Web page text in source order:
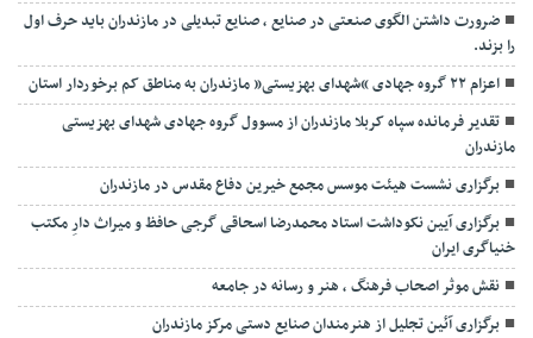
ضرورت داشتن الگوی صنعتی در صنایع ، صنایع تبدیلی در مازندران باید حرف اول
را بزند.
اعزام ۲۲ گروه جهادی “شهدای بهزیستی” مازندران به مناطق کم برخوردار استان
تقدیر فرمانده سپاه کربلا مازندران از مسوول گروه جهادی شهدای بهزیستی
مازندران
برگزاری نشست هیئت موسس مجمع خیرین دفاع مقدس در مازندران
برگزاری آیین نکوداشت استاد محمدرضا اسحاقی گرجی حافظ و میراث دارِ مکتب
خنیاگری ایران
نقش موثر اصحاب فرهنگ ، هنر و رسانه در جامعه
برگزاری آئین تجلیل از هنرمندان صنایع دستی مرکز مازندران